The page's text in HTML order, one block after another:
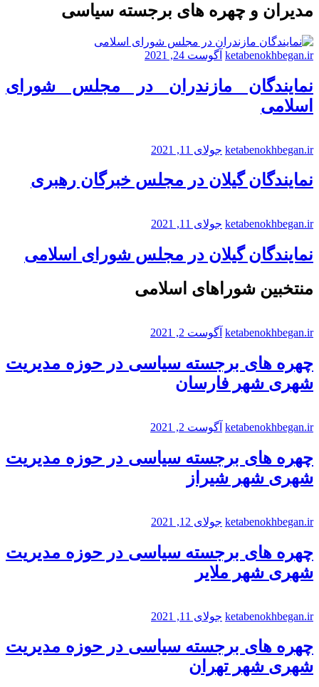
مدیران و چهره های برجسته سیاسی
ketabenokhbegan.ir آگوست 24, 2021
نمایندگان مازندران در مجلس شورای
اسلامی
ketabenokhbegan.ir جولای 11, 2021
نمایندگان گیلان در مجلس خبرگان رهبری
ketabenokhbegan.ir جولای 11, 2021
نمایندگان گیلان در مجلس شورای اسلامی
منتخبین شوراهای اسلامی
ketabenokhbegan.ir آگوست 2, 2021
چهره های برجسته سیاسی در حوزه مدیریت
شهری شهر فارسان
ketabenokhbegan.ir آگوست 2, 2021
چهره های برجسته سیاسی در حوزه مدیریت
شهری شهر شیراز
ketabenokhbegan.ir جولای 12, 2021
چهره های برجسته سیاسی در حوزه مدیریت
شهری شهر ملایر
ketabenokhbegan.ir جولای 11, 2021
چهره های برجسته سیاسی در حوزه مدیریت
شهری شهر تهران